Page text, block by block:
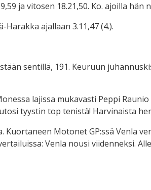
ja vitosen 18.21,50. Ko. ajoilla hän
ajallaan 3.11,47 (4.).
sentillä, 191. Keuruun
lajissa mukavasti Peppi
tyystin top tenistä! Harvinaista
Motonet GP:ssä Venla
Venla nousi viidenneksi.